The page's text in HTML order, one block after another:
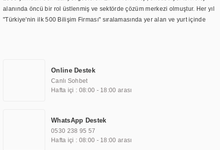
alanında öncü bir rol üstlenmiş ve sektörde çözüm merkezi olmuştur. Her yıl
"Türkiye'nin ilk 500 Bilişim Firması" sıralamasında yer alan ve yurt içinde
TOCHI markası altında kendi ürettiği ürünlerde kullanmıştır. Günümüzde
TOCHI; videowall, digital signage, kiosk, totem, akıllı durak ekranı, araç içi
ekran, asansör ekranı, digital menüboard, marin ekran, medikal ekran,
ekranları, endüstriyel ekranlar, kapı önü bilgi ekranları, panel PC,
endüstriyel Panel PC, mini PC, endüstriyel mini PC ve akıllı bina sistemleri
gibi çözümleri 4.5" ile 110” boyutları arasında üretebilirken, ayrıca standart
Online Destek
Canlı Sohbet
Hafta içi : 08:00 - 18:00 arası
WhatsApp Destek
0530 238 95 57
Hafta içi : 08:00 - 18:00 arası